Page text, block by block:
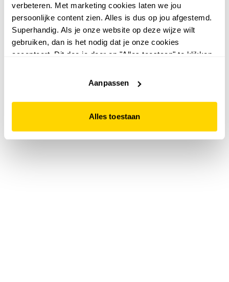
verbeteren. Met marketing cookies laten we jou
persoonlijke content zien. Alles is dus op jou afgestemd.
Superhandig. Als je onze website op deze wijze wilt
gebruiken, dan is het nodig dat je onze cookies
accepteert. Dit doe je door op "Alles toestaan" te klikken.
website niet optimaal functioneert.
Aanpassen
Alles toestaan